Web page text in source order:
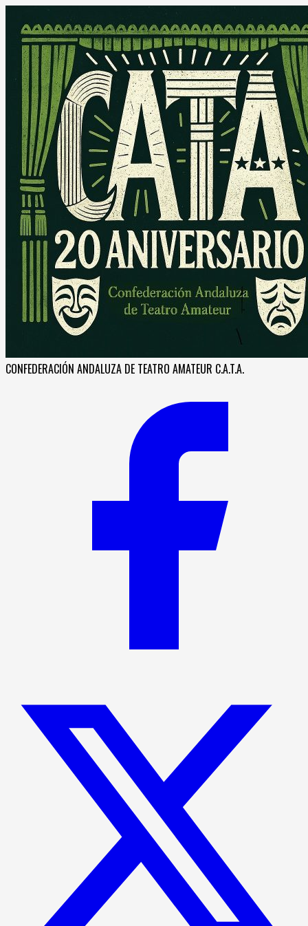
CONFEDERACIÓN ANDALUZA DE TEATRO AMATEUR C.A.T.A.